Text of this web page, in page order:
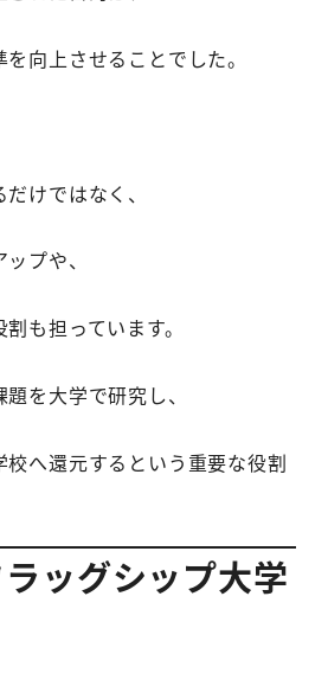
向上させることでした。
けではなく、
プや、
も担っています。
を大学で研究し、
へ還元するという重要な役割
ッグシップ大学